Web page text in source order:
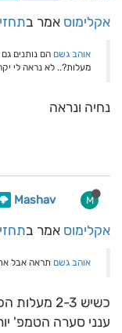
אקלימוס אמר ב
אוהב גשם
מעלות?.. לא נראה לי
נחיה ונראה
M
Mashav
אקלימוס אמר ב
אוהב גשם תראה אבל את
כשיש 2-3
ענני סערה הטמפ' יורדת